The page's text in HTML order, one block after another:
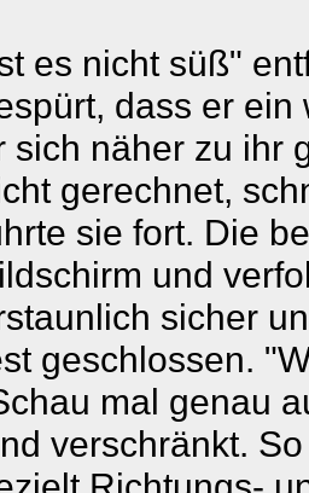
es nicht süß"
dass er ein
sich näher zu ihr
gerechnet,
sie fort. Die
und
sicher
geschlossen.
mal genau
verschränkt.